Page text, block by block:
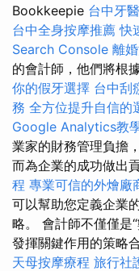
Bookkeepie 台中牙
台中全身按摩推薦 快
Search Console 離
的會計師，他們將根
你的假牙選擇 台中刮
務 全方位提升自信的
Google Analytics教
業家的財務管理負擔
而為企業的成功做出
程 專業可信的外燴廠
可以幫助您定義企業
略。 會計師不僅僅是
發揮關鍵作用的策略
天母按摩療程 旅行社